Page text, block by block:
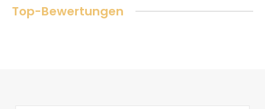
Top-Bewertungen